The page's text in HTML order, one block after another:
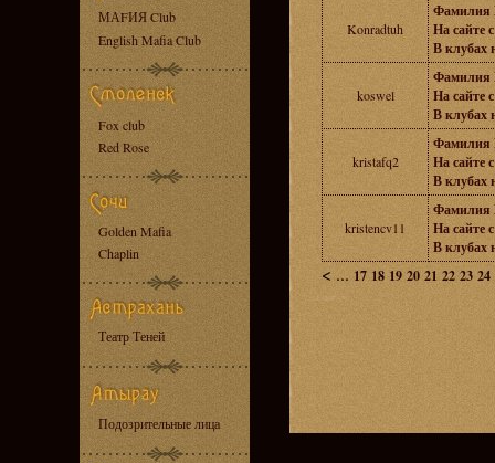
МАFИЯ Club
English Mafia Club
Fox club
Red Rose
Golden Mafia
Chaplin
Театр Теней
Подозрительные лица
Konradtuh
Фамилия
На сайте
В клубах
koswel
Фамилия
На сайте
В клубах
kristafq2
Фамилия
На сайте
В клубах
kristencv11
Фамилия
На сайте
В клубах
< ... 17 18 19 20 21 22 23 24